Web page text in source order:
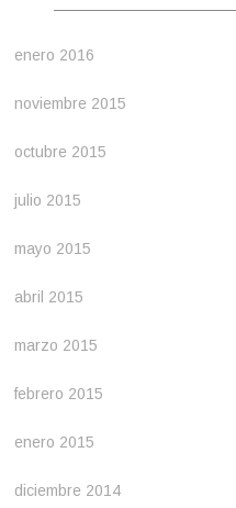
enero 2016
noviembre 2015
octubre 2015
julio 2015
mayo 2015
abril 2015
marzo 2015
febrero 2015
enero 2015
diciembre 2014